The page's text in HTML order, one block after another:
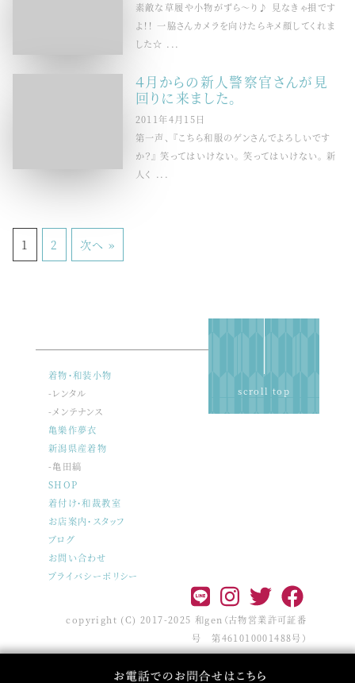
素敵な草履や小物がずら〜り♪ 見なきゃ損です
よ！！ 一脇さんカメラを向けたらキメ顔してくれま
した☆ ...
４月からの新人警察官さんが見
回りに来ました。
2011年4月15日
第一声、 『こちら和服のゲンさんでよろしいです
か？』 笑ってはいけない。 笑ってはいけない。 新
人く ...
1 2 次へ »
scroll top
着物・和装小物
-レンタル
-メンテナンス
亀樂作夢衣
新潟県産着物
-亀田縞
SHOP
着付け・和裁教室
お店案内・スタッフ
ブログ
お問い合わせ
プライバシーポリシー
copyright (C) 2017-2025 和gen（古物営業許可証番
号 第461010001488号）